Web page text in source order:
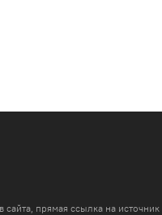
прямая ссылка на источник